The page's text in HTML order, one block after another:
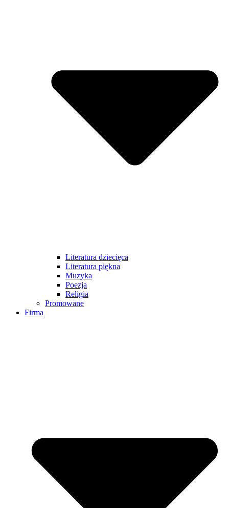
Literatura dziecięca
Literatura piękna
Muzyka
Poezja
Religia
Promowane
Firma